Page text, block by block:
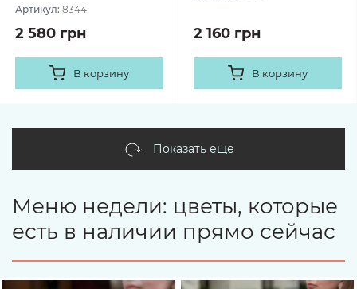
Артикул: 8344
2 580 грн
В корзину
2 160 грн
В корзину
Показать еще
Меню недели: цветы, которые
есть в наличии прямо сейчас